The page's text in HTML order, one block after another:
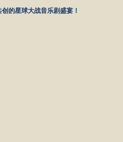
的星球大战音乐剧盛宴！